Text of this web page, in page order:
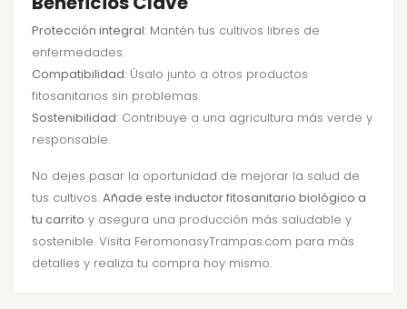
Protección integral: Mantén tus cultivos libres de
enfermedades.
Compatibilidad: Úsalo junto a otros productos
fitosanitarios sin problemas.
Sostenibilidad: Contribuye a una agricultura más verde y
responsable.
No dejes pasar la oportunidad de mejorar la salud de
tus cultivos. Añade este inductor fitosanitario biológico a
tu carrito y asegura una producción más saludable y
sostenible. Visita FeromonasyTrampas.com para más
detalles y realiza tu compra hoy mismo.